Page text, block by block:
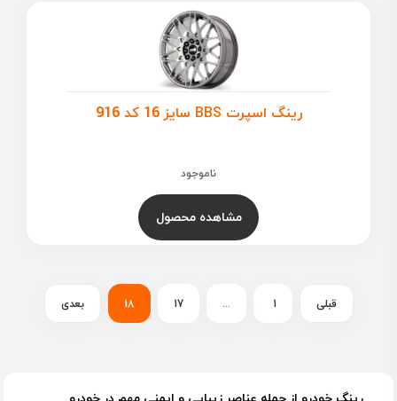
رینگ اسپرت BBS سایز 16 کد 916
ناموجود
مشاهده محصول
قبلی 1
...
17
18 بعدی